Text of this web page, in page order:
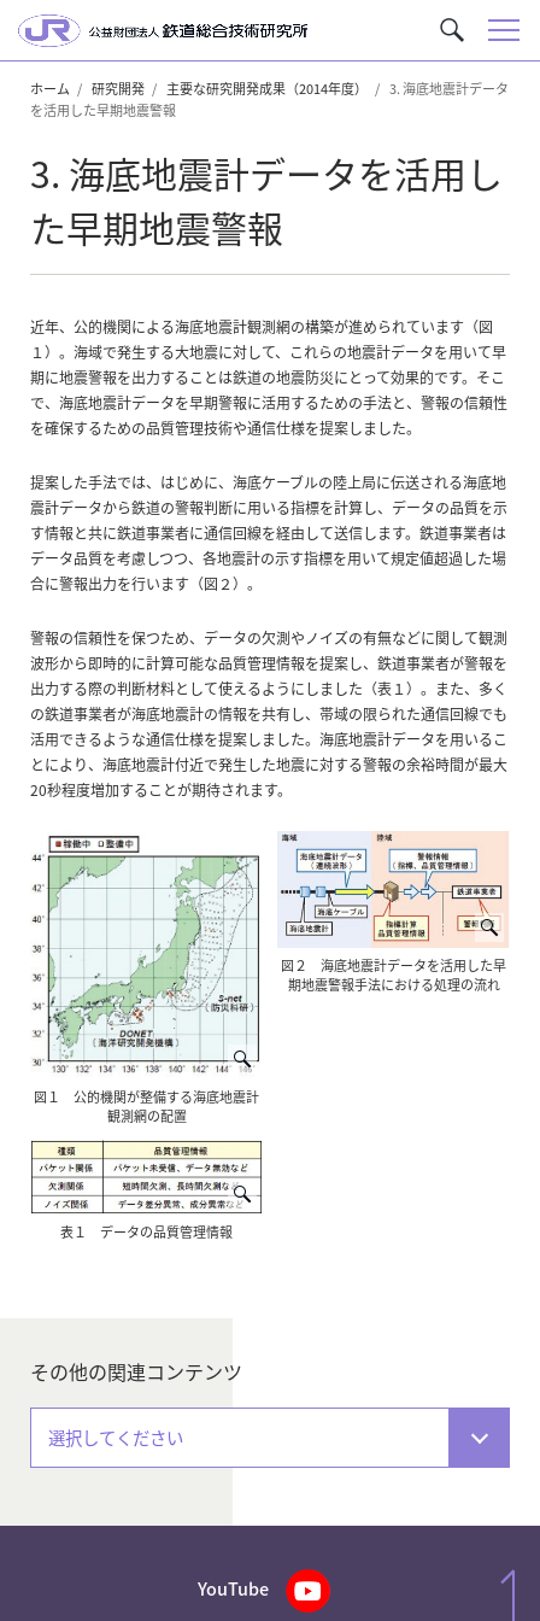
サ
イ
ト
検
メ
ホーム 研究開発 主要な研究開発成果（2014年度）
3. 海底地震計データ
を活用した早期地震警報
3. 海底地震計データを活用し
た早期地震警報
近年、公的機関による海底地震計観測網の構築が進められています（図
１）。海域で発生する大地震に対して、これらの地震計データを用いて早
期に地震警報を出力することは鉄道の地震防災にとって効果的です。そこ
で、海底地震計データを早期警報に活用するための手法と、警報の信頼性
を確保するための品質管理技術や通信仕様を提案しました。
提案した手法では、はじめに、海底ケーブルの陸上局に伝送される海底地
震計データから鉄道の警報判断に用いる指標を計算し、データの品質を示
す情報と共に鉄道事業者に通信回線を経由して送信します。鉄道事業者は
データ品質を考慮しつつ、各地震計の示す指標を用いて規定値超過した場
合に警報出力を行います（図２）。
警報の信頼性を保つため、データの欠測やノイズの有無などに関して観測
波形から即時的に計算可能な品質管理情報を提案し、鉄道事業者が警報を
出力する際の判断材料として使えるようにしました（表１）。また、多く
の鉄道事業者が海底地震計の情報を共有し、帯域の限られた通信回線でも
活用できるような通信仕様を提案しました。海底地震計データを用いるこ
とにより、海底地震計付近で発生した地震に対する警報の余裕時間が最大
20秒程度増加することが期待されます。
図１ 公的機関が整備する海底地震計
観測網の配置
図２ 海底地震計データを活用した早
期地震警報手法における処理の流れ
表１ データの品質管理情報
その他の関連コンテンツ
選択してください
YouTube